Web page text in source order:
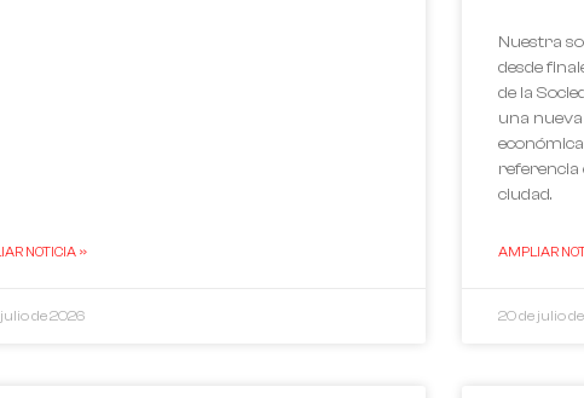
NOTICIA »
de 2026
Nuestra
desde
de la
una
referencia
ciudad.
AMPLIAR
20 de julio